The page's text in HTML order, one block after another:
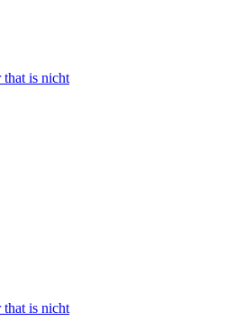
that is nicht
that is nicht